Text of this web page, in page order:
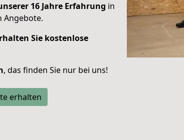
16 Jahre Erfahrung in
Angebote.
Sie kostenlose
, das finden Sie nur bei uns!
erhalten